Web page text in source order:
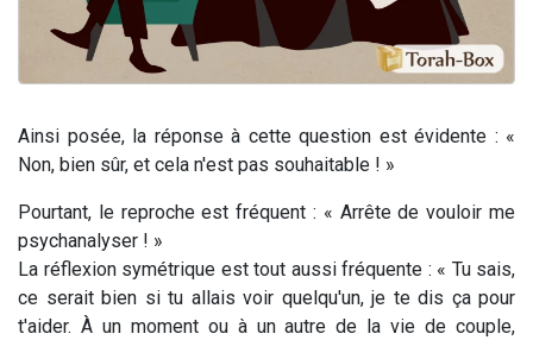
Ainsi posée, la réponse à cette question est évidente : «
Non, bien sûr, et cela n'est pas souhaitable ! »
Pourtant, le reproche est fréquent : « Arrête de vouloir me
psychanalyser ! »
La réflexion symétrique est tout aussi fréquente : « Tu sais,
ce serait bien si tu allais voir quelqu'un, je te dis ça pour
t'aider. À un moment ou à un autre de la vie de couple,